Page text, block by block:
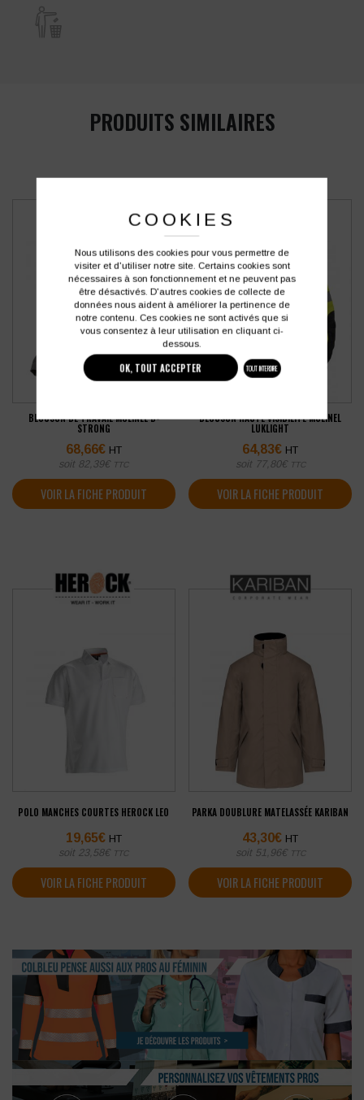
PRODUITS SIMILAIRES
BLOUSON DE TRAVAIL MOLINEL B-
STRONG
68,66€ HT
soit 82,39€ TTC
VOIR LA FICHE PRODUIT
BLOUSON HAUTE VISIBILITÉ MOLINEL
LUKLIGHT
64,83€ HT
soit 77,80€ TTC
VOIR LA FICHE PRODUIT
POLO MANCHES COURTES HEROCK LEO
19,65€ HT
soit 23,58€ TTC
VOIR LA FICHE PRODUIT
PARKA DOUBLURE MATELASSÉE KARIBAN
43,30€ HT
soit 51,96€ TTC
VOIR LA FICHE PRODUIT
COOKIES
Nous utilisons des cookies pour vous permettre de
visiter et d'utiliser notre site. Certains cookies sont
nécessaires à son fonctionnement et ne peuvent pas
être désactivés. D'autres cookies de collecte de
données nous aident à améliorer la pertinence de
notre contenu. Ces cookies ne sont activés que si
vous consentez à leur utilisation en cliquant ci-
dessous.
OK, TOUT ACCEPTER TOUT INTERDIRE